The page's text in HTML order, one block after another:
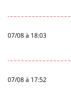
07/08 à 18:03
07/08 à 17:52